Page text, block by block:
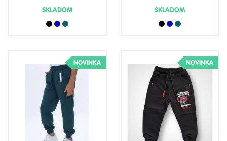
SKLADOM SKLADOM
NOVINKA NOVINKA